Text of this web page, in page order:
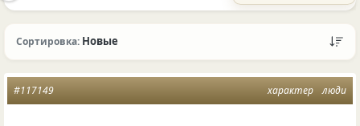
Сортировка: Новые
характер люди
#117149